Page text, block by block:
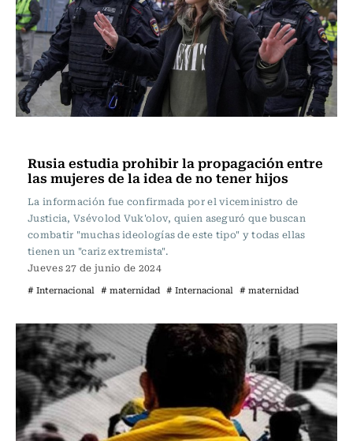
Rusia estudia prohibir la propagación entre
las mujeres de la idea de no tener hijos
La información fue confirmada por el viceministro de
Justicia, Vsévolod Vuk'olov, quien aseguró que buscan
combatir "muchas ideologías de este tipo" y todas ellas
tienen un "cariz extremista".
Jueves 27 de junio de 2024
# Internacional # maternidad # Internacional # maternidad